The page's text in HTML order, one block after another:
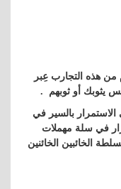
من هذه التجارب عِبر
يثوبك أو ثوبهم .
بالسير في
في سلة مهملات
الخائبين الخائنين